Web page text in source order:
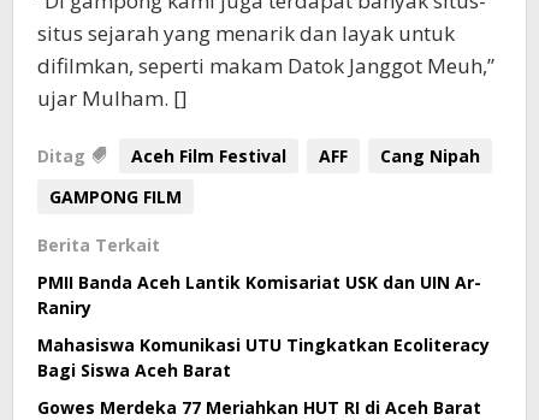
situs sejarah yang menarik dan layak untuk
difilmkan, seperti makam Datok Janggot Meuh,”
ujar Mulham. []
Ditag Aceh Film Festival AFF
Cang Nipah
GAMPONG FILM
Berita Terkait
PMII Banda Aceh Lantik Komisariat USK dan UIN Ar-
Raniry
Mahasiswa Komunikasi UTU Tingkatkan Ecoliteracy
Bagi Siswa Aceh Barat
Gowes Merdeka 77 Meriahkan HUT RI di Aceh Barat